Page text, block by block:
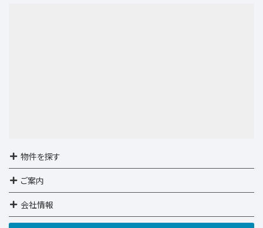
物件を探す
ご案内
会社情報